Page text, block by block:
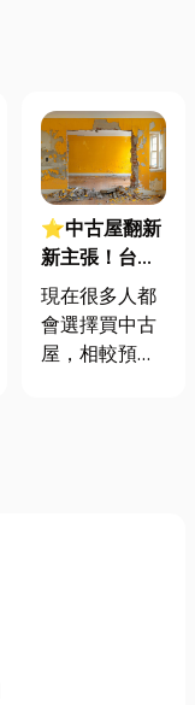
⭐中古屋翻新
新主張！台中
衛浴整修有哪
些注意事項？
衛浴整修推薦
現在很多人都
會選擇買中古
屋，相較預售